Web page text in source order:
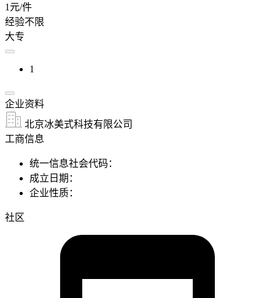
1元/件
经验不限
大专
1
企业资料
北京冰美式科技有限公司
工商信息
统一信息社会代码：
成立日期：
企业性质：
社区